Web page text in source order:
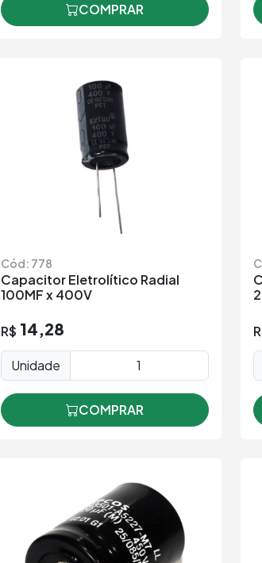
COMPRAR
Cód: 778
Capacitor Eletrolítico Radial
100MF x 400V
R$ 14,28
Unidade
COMPRAR